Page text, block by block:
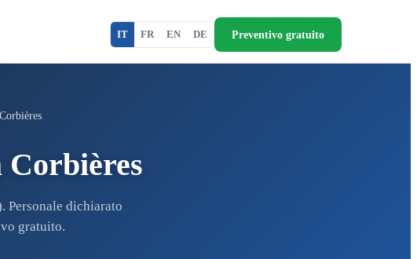
IT FR EN DE Preventivo gratuito
Corbières
Personale dichiarato
gratuito.